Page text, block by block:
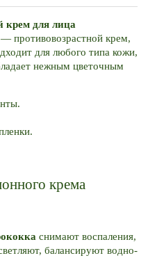
крем для лица
противовозрастной крем,
для любого типа кожи,
нежным цветочным
крема
снимают воспаления,
балансируют водно-